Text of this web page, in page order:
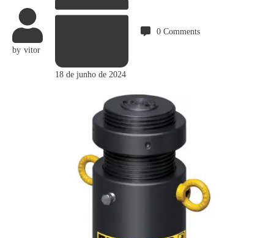
by vitor
18 de junho de 2024
0 Comments